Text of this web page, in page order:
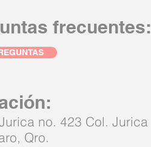
frecuentes:
no. 423 Col. Jurica
Qro.